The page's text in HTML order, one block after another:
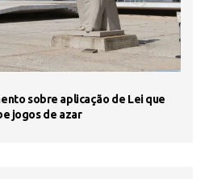
sobre aplicação de Lei que
jogos de azar